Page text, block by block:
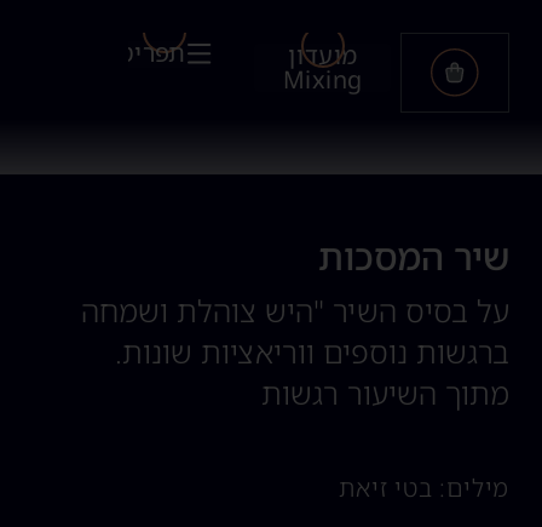
מועדון
Mixing
תפריט
שיר המסכות
על בסיס השיר "היש צוהלת ושמחה
ברגשות נוספים ווריאציות שונות.
מתוך השיעור רגשות
מילים: בטי זיאת